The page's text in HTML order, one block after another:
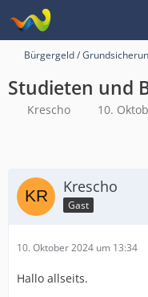
Bürgergeld /
Studieten und
Krescho 10.
Krescho
Gast
10. Oktober 2024 um 13:34
Hallo allseits.